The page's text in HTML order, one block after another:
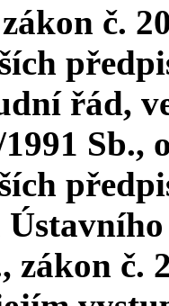
č.
řád,
zákon č.